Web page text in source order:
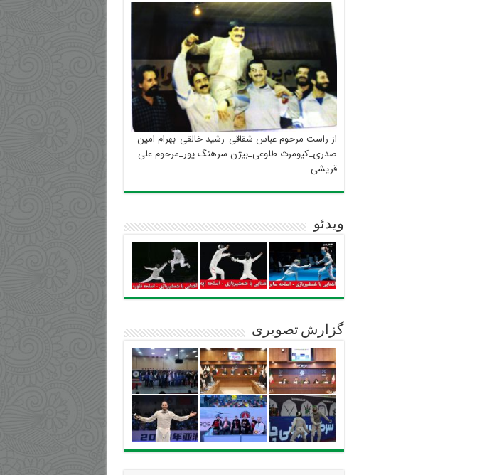
از راست مرحوم عباس شقاقی_رشید خالقی_بهرام امین
صدری_کیومرث طلوعی_بیژن سرهنگ پور_مرحوم علی
قریشی
ویدئو
گزارش تصویری